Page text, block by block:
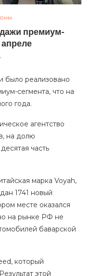
премиум-
было реализовано
сегмента, что на
года.
агентство
на долю
часть
марка Voyah,
1741 новый
месте оказался
на рынке РФ не
баварской
который
этой